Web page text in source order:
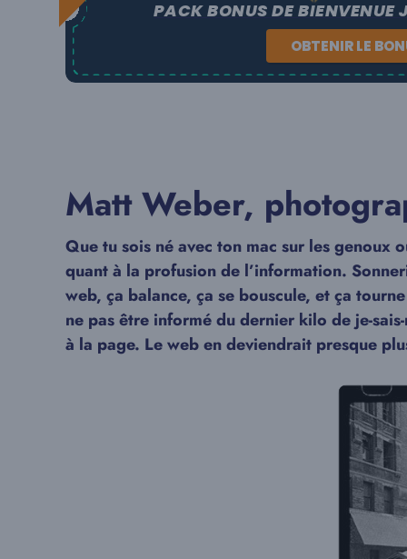
PACK BONUS DE BIENVENUE
OBTENIR LE
Matt Weber,
Que tu sois né avec ton mac sur les
quant à la profusion de l’information.
web, ça balance, ça se bouscule, et ça
ne pas être informé du dernier kilo de je-
à la page. Le web en deviendrait presque